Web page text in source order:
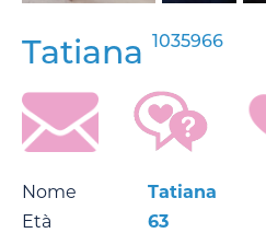
Tatiana 1035966
Nome
Tatiana
Età
63